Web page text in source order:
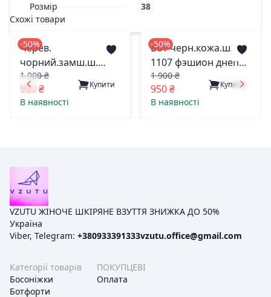
Розмір
38
Схожі товари
-50%
Черев.
чорний.замш.ш.
1107 фэшион дніпро
36(р)
1 900 ₴
950 ₴ Купити
В наявності
-50%
Бот черн.кожа.ш.
1107 фэшион днепр
36(р)
1 900 ₴
950 ₴ Купити
В наявності
VZUTU ЖІНОЧЕ ШКІРЯНЕ ВЗУТТЯ ЗНИЖКА ДО 50%
Україна
Viber, Telegram: +380933391333vzutu.office@gmail.com
Категорії товарів
Босоніжки
Ботфорти
ПОКУПЦЕВІ
Оплата